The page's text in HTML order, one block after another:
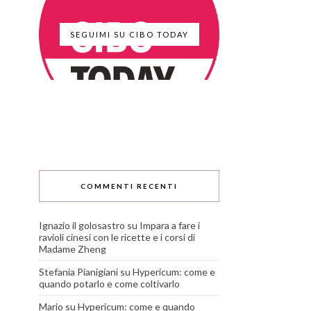
SEGUIMI SU CIBO TODAY
COMMENTI RECENTI
Ignazio il golosastro su Impara a fare i
ravioli cinesi con le ricette e i corsi di
Madame Zheng
Stefania Pianigiani su Hypericum: come e
quando potarlo e come coltivarlo
Mario su Hypericum: come e quando